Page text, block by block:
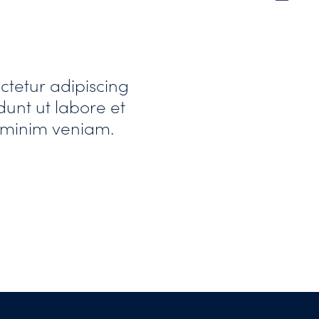
adipiscing
ut labore et
veniam.